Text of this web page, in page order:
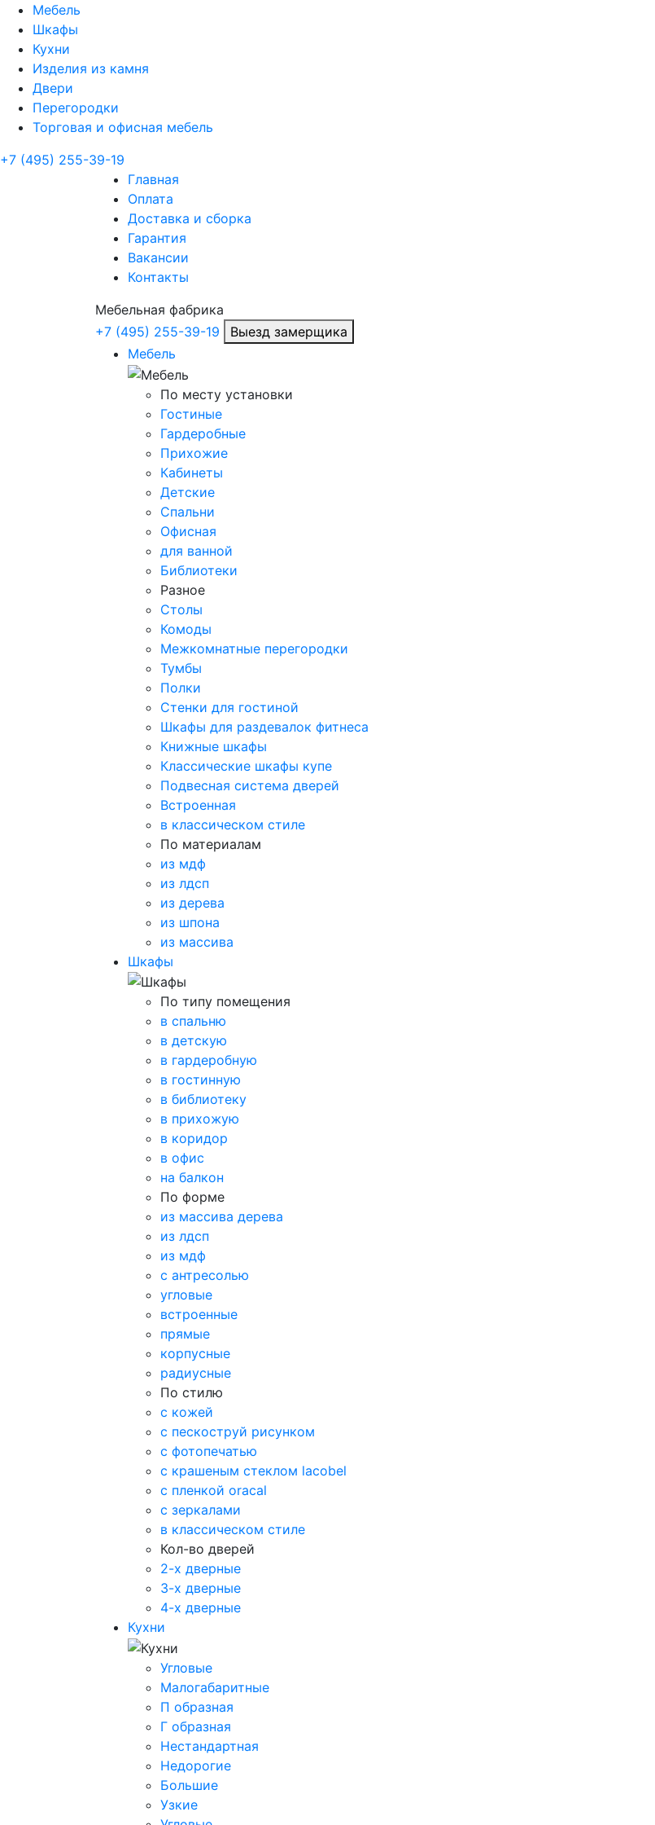
Мебель
Шкафы
Кухни
Изделия из камня
Двери
Перегородки
Торговая и офисная мебель
+7 (495) 255-39-19
Главная
Оплата
Доставка и сборка
Гарантия
Вакансии
Контакты
Мебельная фабрика
+7 (495) 255-39-19
Выезд замерщика
Мебель
По месту установки
Гостиные
Гардеробные
Прихожие
Кабинеты
Детские
Спальни
Офисная
для ванной
Библиотеки
Разное
Столы
Комоды
Межкомнатные перегородки
Тумбы
Полки
Стенки для гостиной
Шкафы для раздевалок фитнеса
Книжные шкафы
Классические шкафы купе
Подвесная система дверей
Встроенная
в классическом стиле
По материалам
из мдф
из лдсп
из дерева
из шпона
из массива
Шкафы
По типу помещения
в спальню
в детскую
в гардеробную
в гостинную
в библиотеку
в прихожую
в коридор
в офис
на балкон
По форме
из массива дерева
из лдсп
из мдф
с антресолью
угловые
встроенные
прямые
корпусные
радиусные
По стилю
с кожей
с пескоструй рисунком
с фотопечатью
с крашеным стеклом lacobel
с пленкой oracal
с зеркалами
в классическом стиле
Кол-во дверей
2-х дверные
3-х дверные
4-х дверные
Кухни
Угловые
Малогабаритные
П образная
Г образная
Нестандартная
Недорогие
Большие
Узкие